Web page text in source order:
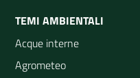
TEMI AMBIENTALI
Acque interne
Agrometeo